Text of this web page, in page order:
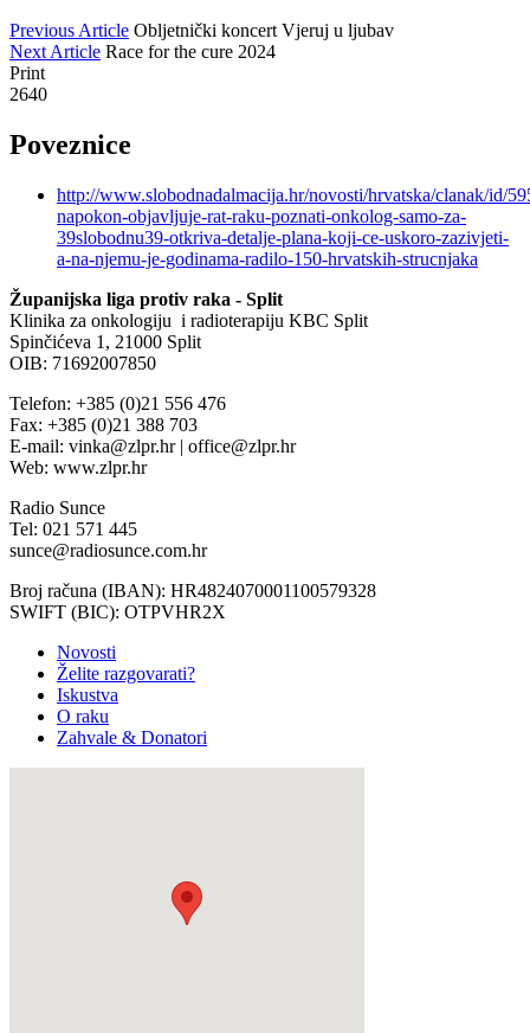
Previous Article Obljetnički koncert Vjeruj u ljubav
Next Article Race for the cure 2024
Print
2640
Poveznice
http://www.slobodnadalmacija.hr/novosti/hrvatska/clanak/id/
napokon-objavljuje-rat-raku-poznati-onkolog-samo-za-
39slobodnu39-otkriva-detalje-plana-koji-ce-uskoro-zazivjeti-
a-na-njemu-je-godinama-radilo-150-hrvatskih-strucnjaka
Županijska liga protiv raka - Split
Klinika za onkologiju i radioterapiju KBC Split
Spinčićeva 1, 21000 Split
OIB: 71692007850
Telefon: +385 (0)21 556 476
Fax: +385 (0)21 388 703
E-mail: vinka@zlpr.hr | office@zlpr.hr
Web: www.zlpr.hr
Radio Sunce
Tel: 021 571 445
sunce@radiosunce.com.hr
Broj računa (IBAN): HR4824070001100579328
SWIFT (BIC): OTPVHR2X
Novosti
Želite razgovarati?
Iskustva
O raku
Zahvale & Donatori